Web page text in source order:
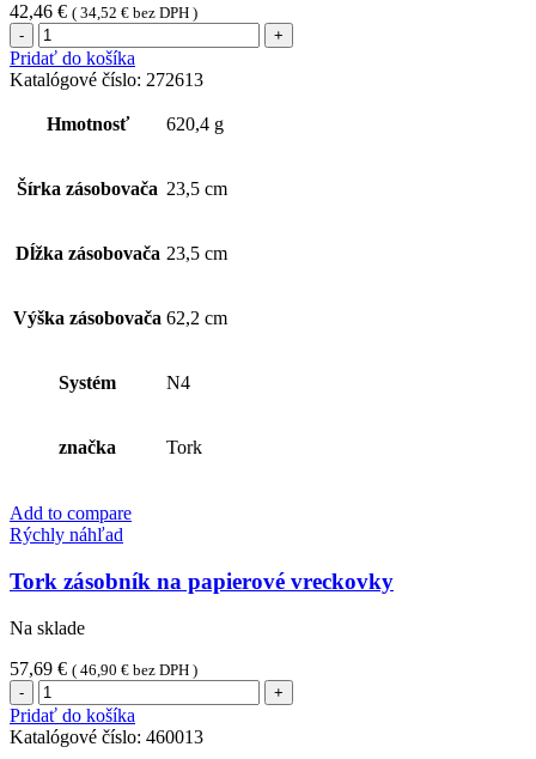
42,46 € ( 34,52 € bez DPH )
množstvo
Tork
Xpressnap®
Tabletop
zásobník
Pridať do košíka
Katalógové číslo: 272613
Hmotnosť 620,4 g
Šírka zásobovača 23,5 cm
Dĺžka zásobovača 23,5 cm
Výška zásobovača 62,2 cm
Systém N4
značka Tork
Add to compare
Rýchly náhľad
Tork zásobník na papierové vreckovky
Na sklade
57,69 € ( 46,90 € bez DPH )
množstvo
Tork
zásobník
Pridať do košíka
Katalógové číslo: 460013